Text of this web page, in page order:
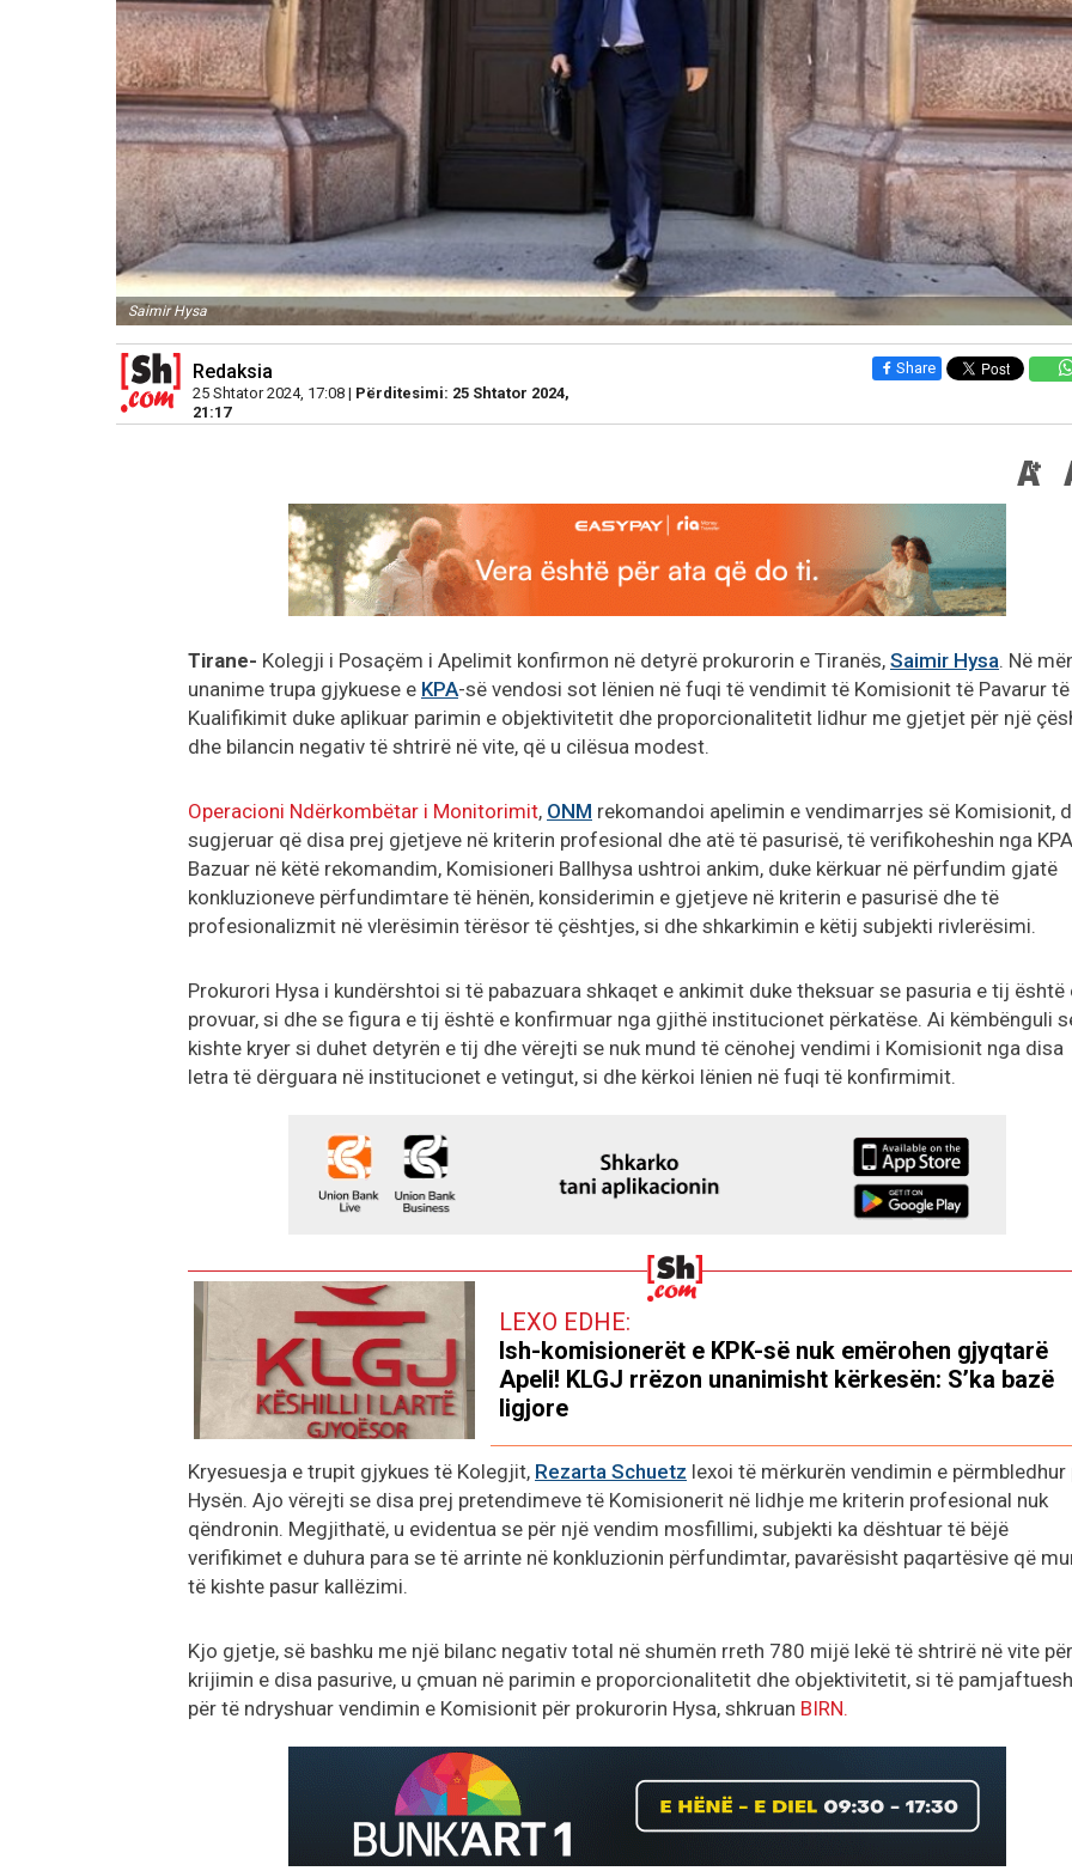
Saimir Hysa
Redaksia
25 Shtator 2024, 17:08 | Përditesimi: 25 Shtator 2024,
21:17
Share
Tirane- Kolegji i Posaçëm i Apelimit konfirmon në detyrë prokurorin e Tiranës, Saimir Hysa. Në
unanime trupa gjykuese e KPA-së vendosi sot lënien në fuqi të vendimit të Komisionit të Pavarur të
Kualifikimit duke aplikuar parimin e objektivitetit dhe proporcionalitetit lidhur me gjetjet për një
dhe bilancin negativ të shtrirë në vite, që u cilësua modest.
Operacioni Ndërkombëtar i Monitorimit, ONM rekomandoi apelimin e vendimarrjes së Komisionit,
sugjeruar që disa prej gjetjeve në kriterin profesional dhe atë të pasurisë, të verifikoheshin nga
Bazuar në këtë rekomandim, Komisioneri Ballhysa ushtroi ankim, duke kërkuar në përfundim gjatë
konkluzioneve përfundimtare të hënën, konsiderimin e gjetjeve në kriterin e pasurisë dhe të
profesionalizmit në vlerësimin tërësor të çështjes, si dhe shkarkimin e këtij subjekti rivlerësimi.
Prokurori Hysa i kundërshtoi si të pabazuara shkaqet e ankimit duke theksuar se pasuria e tij është
provuar, si dhe se figura e tij është e konfirmuar nga gjithë institucionet përkatëse. Ai këmbënguli
kishte kryer si duhet detyrën e tij dhe vërejti se nuk mund të cënohej vendimi i Komisionit nga disa
letra të dërguara në institucionet e vetingut, si dhe kërkoi lënien në fuqi të konfirmimit.
LEXO EDHE:
Ish-komisionerët e KPK-së nuk emërohen gjyqtarë
Apeli! KLGJ rrëzon unanimisht kërkesën: S’ka bazë
ligjore
Kryesuesja e trupit gjykues të Kolegjit, Rezarta Schuetz lexoi të mërkurën vendimin e përmbledhur
Hysën. Ajo vërejti se disa prej pretendimeve të Komisionerit në lidhje me kriterin profesional nuk
qëndronin. Megjithatë, u evidentua se për një vendim mosfillimi, subjekti ka dështuar të bëjë
verifikimet e duhura para se të arrinte në konkluzionin përfundimtar, pavarësisht paqartësive që
të kishte pasur kallëzimi.
Kjo gjetje, së bashku me një bilanc negativ total në shumën rreth 780 mijë lekë të shtrirë në vite për
krijimin e disa pasurive, u çmuan në parimin e proporcionalitetit dhe objektivitetit, si të
për të ndryshuar vendimin e Komisionit për prokurorin Hysa, shkruan BIRN.